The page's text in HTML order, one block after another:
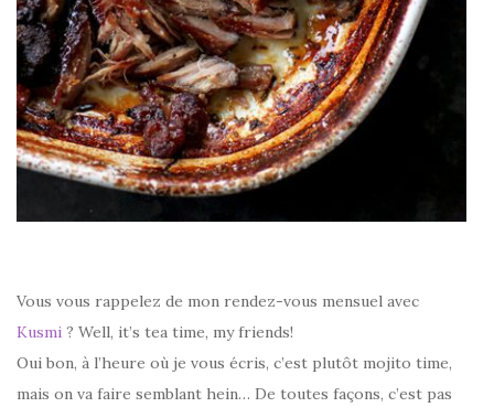
Vous vous rappelez de mon rendez-vous mensuel avec
Kusmi ? Well, it’s tea time, my friends!
Oui bon, à l’heure où je vous écris, c’est plutôt mojito time,
mais on va faire semblant hein… De toutes façons, c’est pas